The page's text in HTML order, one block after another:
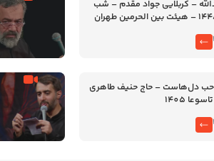
– کربلایی جواد مقدم – شب
دل‌هاست – حاج حنیف طاهری
1405